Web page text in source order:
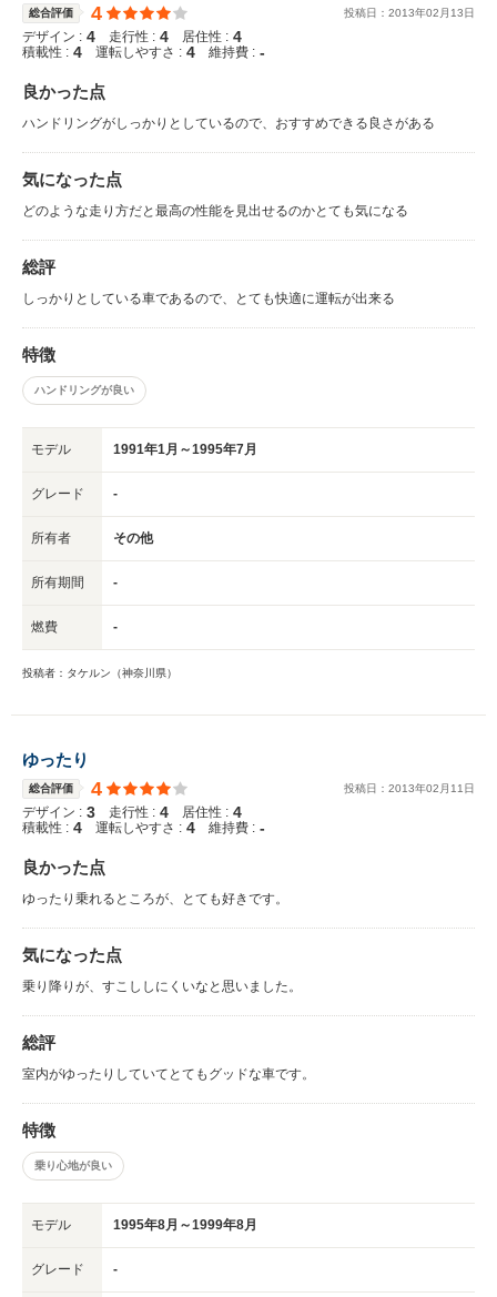
総合評価 4 投稿日： 2013年02 月 13日
デザイン : 4 走行性 : 4 居住性 : 4
積載性 : 4 運転しやすさ : 4 維持費 : -
良かった点
ハンドリングがしっかりとしているので、おすすめできる良さがある
気になった点
どのような走り方だと最高の性能を見出せるのかとても気になる
総評
しっかりとしている車であるので、とても快適に運転が出来る
特徴
ハンドリングが良い
モデル 1991年1月～1995年7月
グレード -
所有者 その他
所有期間 -
燃費 -
投稿者：タケルン（神奈川県）
ゆったり
総合評価 4 投稿日： 2013年02 月 11 日
デザイン : 3 走行性 : 4 居住性 : 4
積載性 : 4 運転しやすさ : 4 維持費 : -
良かった点
ゆったり乗れるところが、とても好きです。
気になった点
乗り降りが、すこししにくいなと思いました。
総評
室内がゆったりしていてとてもグッドな車です。
特徴
乗り心地が良い
モデル 1995年8月～1999年8月
グレード -